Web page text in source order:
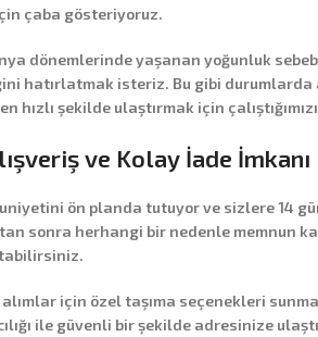
çaba gösteriyoruz.
dönemlerinde yaşanan yoğunluk
hatırlatmak isteriz. Bu gibi durumlarda
hızlı şekilde ulaştırmak için
ve Kolay İade İmkanı
ön planda tutuyor ve sizlere14
sonra herhangi bir nedenle memnun
için özel taşıma seçenekleri
ile güvenli bir şekilde adresinize